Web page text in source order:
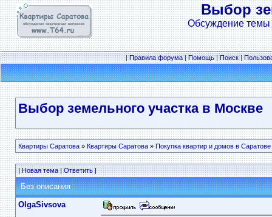
Выбор
Обсуждение темы
|Правила форума|Помощь|Поиск|
Выбор земельного участка в Москве
Квартиры Саратова» Квартиры Саратова» Покупка квартир и домов в Саратове
|Новая тема|Ответить|
Без описания
OlgaSivsova